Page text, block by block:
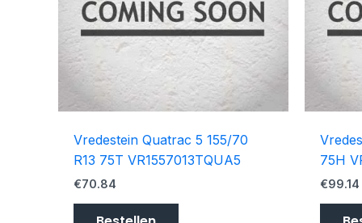
Vredestein Quatrac 5 155/70
R13 75T VR1557013TQUA5
€70.84
75H
€99.14